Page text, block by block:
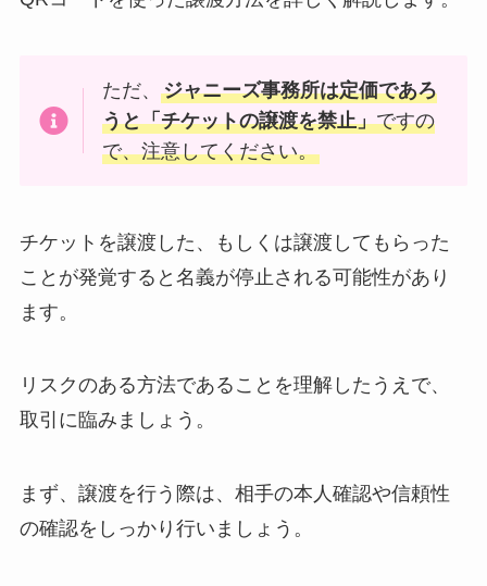
ただ、ジャニーズ事務所は定価であろ
うと「チケットの譲渡を禁止」ですの
で、注意してください。
チケットを譲渡した、もしくは譲渡してもらった
ことが発覚すると名義が停止される可能性があり
ます。
リスクのある方法であることを理解したうえで、
取引に臨みましょう。
まず、譲渡を行う際は、相手の本人確認や信頼性
の確認をしっかり行いましょう。